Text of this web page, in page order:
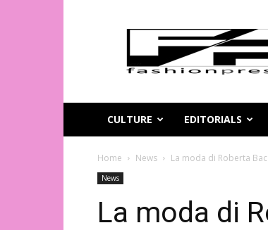
Magazine
moda
online
FashionPress.it
CULTURE
EDITORIALS
Home News La moda di Roberta
News
La moda di